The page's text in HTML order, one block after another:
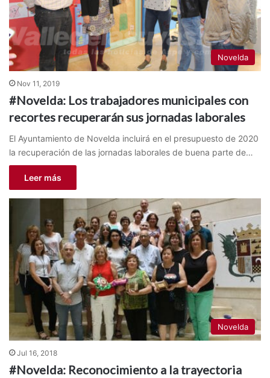
Novelda
Nov 11, 2019
#Novelda: Los trabajadores municipales con
recortes recuperarán sus jornadas laborales
El Ayuntamiento de Novelda incluirá en el presupuesto de 2020
la recuperación de las jornadas laborales de buena parte de…
Leer más
Novelda
Jul 16, 2018
#Novelda: Reconocimiento a la trayectoria